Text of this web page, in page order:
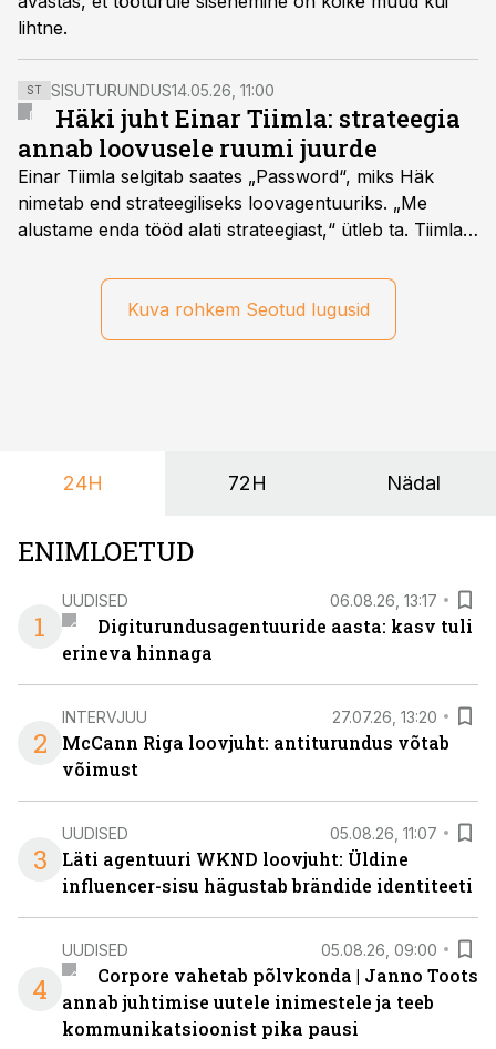
lihtne.
ST SISUTURUNDUS14.05.26, 11:00
Häki juht Einar Tiimla: strateegia
annab loovusele ruumi juurde
Einar Tiimla selgitab saates „Password“, miks Häk
nimetab end strateegiliseks loovagentuuriks. „Me
alustame enda tööd alati strateegiast,“ ütleb ta. Tiimla
hakkab alles esimeste visuaalide pealt mõtlema, mida
ta tegelikult tahab.Kuva rohkem Seotud lugusid
24H 72H Nädal
ENIMLOETUD
1
UUDISED 06.08.26, 13:17
Digiturundusagentuuride aasta: kasv tuli
erineva hinnaga
2
INTERVJUU 27.07.26, 13:20
McCann Riga loovjuht: antiturundus võtab
võimust
3
UUDISED 05.08.26, 11:07
Läti agentuuri WKND loovjuht: Üldine
influencer-sisu hägustab brändide identiteeti
4
UUDISED 05.08.26, 09:00
Corpore vahetab põlvkonda | Janno Toots
annab juhtimise uutele inimestele ja teeb
kommunikatsioonist pika pausi